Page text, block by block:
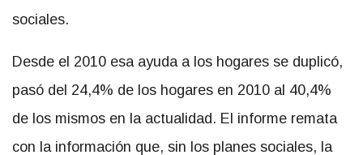
sociales.
Desde el 2010 esa ayuda a los hogares se duplicó,
pasó del 24,4% de los hogares en 2010 al 40,4%
de los mismos en la actualidad. El informe remata
con la información que, sin los planes sociales, la